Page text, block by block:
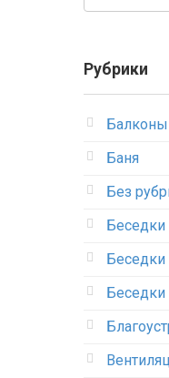
Рубрики
Балконы
Баня
Без
Беседки
Беседки